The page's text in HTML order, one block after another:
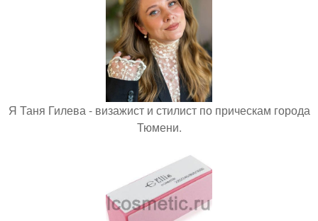
Я Таня Гилева - визажист и стилист по прическам города
Тюмени.